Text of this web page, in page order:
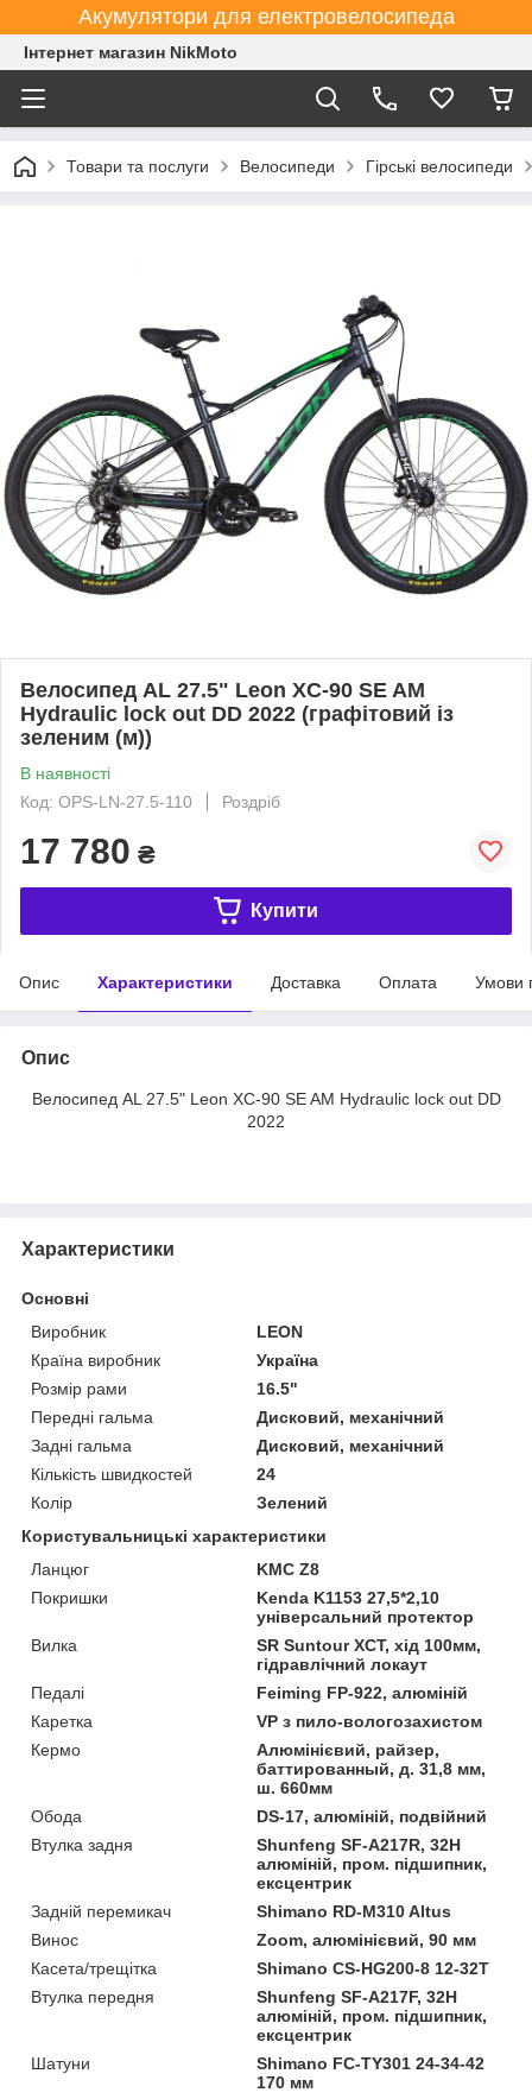
Акумулятори для електровелосипеда
Інтернет магазин NikMoto
Товари та послуги Велосипеди Гірські велосипеди
Велосипед AL 27.5" Leon XC-90 SE AM
Hydraulic lock out DD 2022 (графітовий із
зеленим (м))
В наявності
Код: OPS-LN-27.5-110
Роздріб
17 780 ₴
Купити
Опис Характеристики Доставка Оплата Умови
Опис
Велосипед AL 27.5" Leon XC-90 SE AM Hydraulic lock out DD
2022
Характеристики
Основні
Виробник
LEON
Країна виробник
Україна
Розмір рами
16.5"
Передні гальма
Дисковий, механічний
Задні гальма
Дисковий, механічний
Кількість швидкостей
24
Колір
Зелений
Користувальницькі характеристики
Ланцюг
KMC Z8
Покришки
Kenda K1153 27,5*2,10
універсальний протектор
Вилка
SR Suntour XCT, хід 100мм,
гідравлічний локаут
Педалі
Feiming FP-922, алюміній
Каретка
VP з пило-вологозахистом
Кермо
Алюмінієвий, райзер,
баттированный, д. 31,8 мм,
ш. 660мм
Обода
DS-17, алюміній, подвійний
Втулка задня
Shunfeng SF-A217R, 32H
алюміній, пром. підшипник,
ексцентрик
Задній перемикач
Shimano RD-M310 Altus
Винос
Zoom, алюмінієвий, 90 мм
Касета/трещітка
Shimano CS-HG200-8 12-32T
Втулка передня
Shunfeng SF-A217F, 32H
алюміній, пром. підшипник,
ексцентрик
Шатуни
Shimano FC-TY301 24-34-42
170 мм